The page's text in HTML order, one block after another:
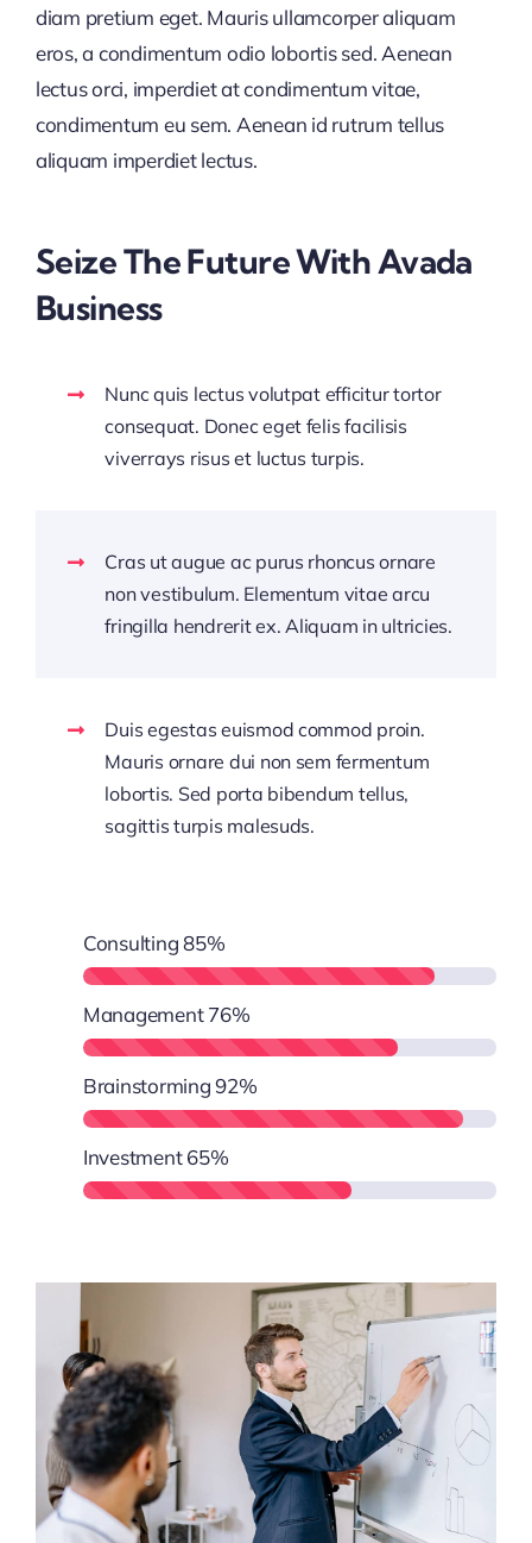
diam pretium eget. Mauris ullamcorper aliquam
eros, a condimentum odio lobortis sed. Aenean
lectus orci, imperdiet at condimentum vitae,
condimentum eu sem. Aenean id rutrum tellus
aliquam imperdiet lectus.
Seize The Future With Avada
Business
Nunc quis lectus volutpat efficitur tortor
consequat. Donec eget felis facilisis
viverrays risus et luctus turpis.
Cras ut augue ac purus rhoncus ornare
non vestibulum. Elementum vitae arcu
fringilla hendrerit ex. Aliquam in ultricies.
Duis egestas euismod commod proin.
Mauris ornare dui non sem fermentum
lobortis. Sed porta bibendum tellus,
sagittis turpis malesuds.
Consulting85%
Management 76%
Brainstorming 92%
Investment 65%